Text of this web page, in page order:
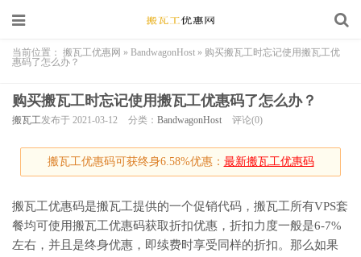
当前位置： 搬瓦工优惠网 » BandwagonHost » 购买搬瓦工时忘记使用搬瓦工优
惠码了怎么办？
购买搬瓦工时忘记使用搬瓦工优惠码了怎么办？
搬瓦工发布于 2021-03-12 分类： BandwagonHost 评论(0)
搬瓦工优惠码可获终身6.58%优惠： 最新搬瓦工优惠码
搬瓦工优惠码是搬瓦工提供的一个促销代码，搬瓦工所有VPS套
餐均可使用搬瓦工优惠码获取折扣优惠，折扣力度一般是6-7%
左右，并且是终身优惠，即续费时享受同样的折扣。那么如果